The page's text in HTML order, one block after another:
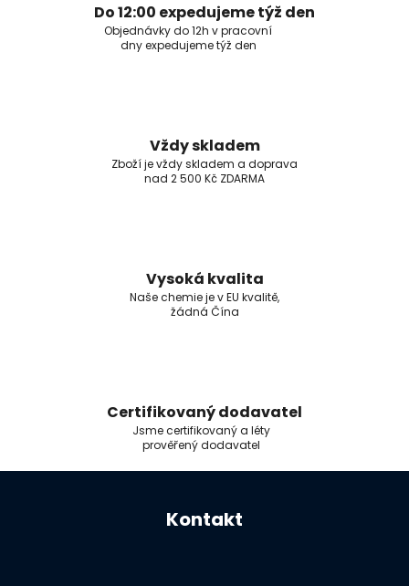
Do 12:00 expedujeme týž den
Objednávky do 12h v pracovní
dny expedujeme týž den
Vždy skladem
Zboží je vždy skladem a doprava
nad 2 500 Kč ZDARMA
Vysoká kvalita
Naše chemie je v EU kvalitě,
žádná Čína
Certifikovaný dodavatel
Jsme certifikovaný a léty
prověřený dodavatel
Z
Kontakt